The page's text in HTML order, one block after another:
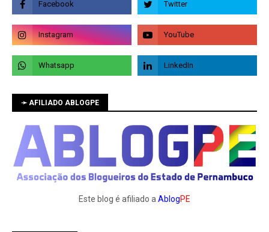
➛ AFILIADO ABLOGPE
Este blog é afiliado a AblogPE